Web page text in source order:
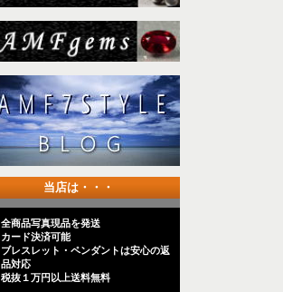
当店は・・・
全商品写真現品を発送
カード決済可能
ブレスレット・ペンダントは安心の返
品対応
税抜１万円以上送料無料